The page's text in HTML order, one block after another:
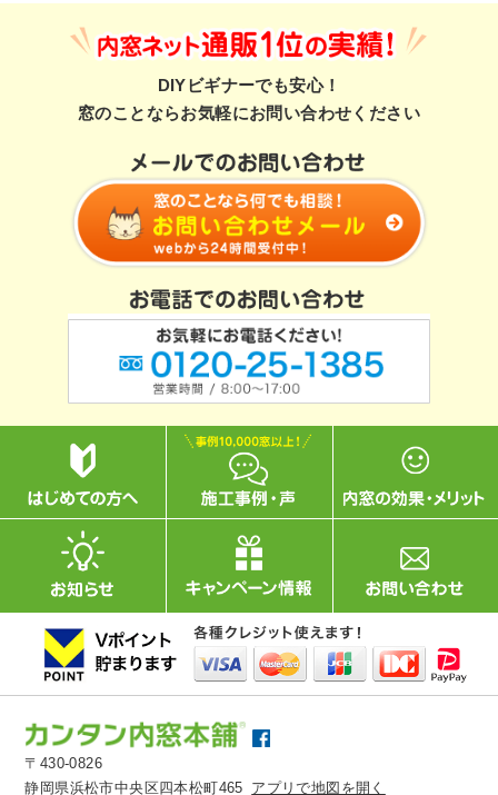
DIYビギナーでも安心！
窓のことならお気軽にお問い合わせください
〒430-0826
静岡県浜松市中央区四本松町465 アプリで地図を開く